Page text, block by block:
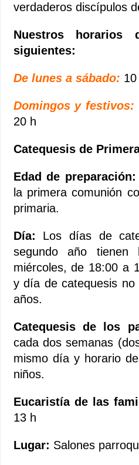
verdaderos discípulos
Nuestros
siguientes:
De lunes a sábado:
Domingos y festivos:
20 h
Catequesis de
Edad de preparación:
la primera comunión
primaria.
Día: Los días de
segundo año
miércoles, de 18:00 a
y día de catequesis
años.
Catequesis de los
cada dos semanas
mismo día y horario
niños.
Eucaristía de las
13 h
Lugar: Salones